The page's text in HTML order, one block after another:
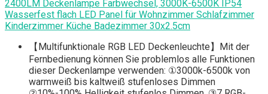
2400LM Deckenlampe Farbwechsel, 3000K-6500K IP54
Wasserfest flach LED Panel für Wohnzimmer Schlafzimmer
Kinderzimmer Küche Badezimmer 30x2.5cm
【Multifunktionale RGB LED Deckenleuchte】Mit der
Fernbedienung können Sie problemlos alle Funktionen
dieser Deckenlampe verwenden: ①3000k-6500k von
warmweiß bis kaltweiß stufenloses Dimmen